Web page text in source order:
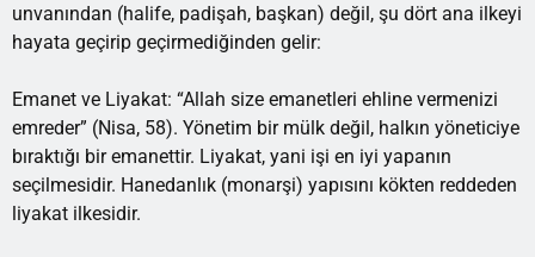
unvanından (halife, padişah, başkan) değil, şu dört ana ilkeyi
hayata geçirip geçirmediğinden gelir:
Emanet ve Liyakat: “Allah size emanetleri ehline vermenizi
emreder” (Nisa, 58). Yönetim bir mülk değil, halkın yöneticiye
bıraktığı bir emanettir. Liyakat, yani işi en iyi yapanın
seçilmesidir. Hanedanlık (monarşi) yapısını kökten reddeden
liyakat ilkesidir.